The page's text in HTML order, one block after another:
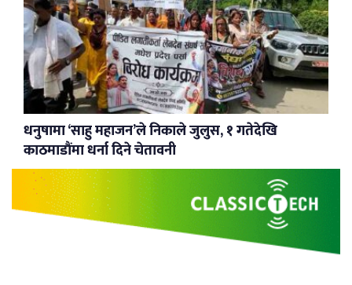
धनुषामा ‘साहु महाजन’ले निकाले जुलुस, १ गतेदेखि
काठमाडौंमा धर्ना दिने चेतावनी